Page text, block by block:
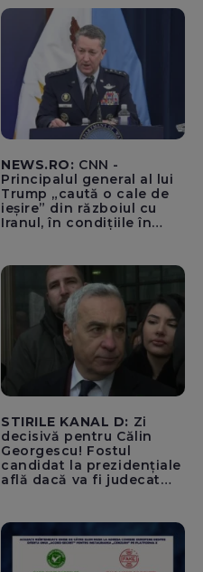
NEWS.RO: CNN -
Principalul general al lui
Trump „caută o cale de
ieșire” din războiul cu
Iranul, în condițiile în
STIRILE KANAL D: Zi
decisivă pentru Călin
Georgescu! Fostul
candidat la prezidențiale
află dacă va fi judecat